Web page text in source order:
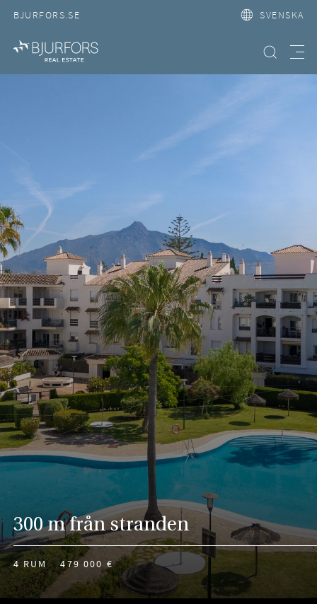
BJURFORS.SE SVENSKA
Hitta bostad
300 m från stranden
4 RUM 479 000 €